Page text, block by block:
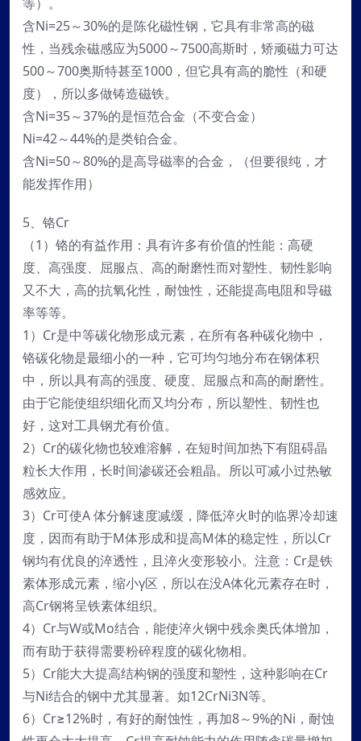
含Ni=25～30%的是陈化磁性钢，它具有非常高的磁
性，当残余磁感应为5000～7500高斯时，矫顽磁力可达
500～700奥斯特甚至1000，但它具有高的脆性（和硬
度），所以多做铸造磁铁。
含Ni=35～37%的是恒范合金（不变合金）
Ni=42～44%的是类铂合金。
含Ni=50～80%的是高导磁率的合金，（但要很纯，才
能发挥作用）
5、铬Cr
（1）铬的有益作用：具有许多有价值的性能：高硬
度、高强度、屈服点、高的耐磨性而对塑性、韧性影响
又不大，高的抗氧化性，耐蚀性，还能提高电阻和导磁
率等等。
1）Cr是中等碳化物形成元素，在所有各种碳化物中，
铬碳化物是最细小的一种，它可均匀地分布在钢体积
中，所以具有高的强度、硬度、屈服点和高的耐磨性。
由于它能使组织细化而又均分布，所以塑性、韧性也
好，这对工具钢尤有价值。
2）Cr的碳化物也较难溶解，在短时间加热下有阻碍晶
粒长大作用，长时间渗碳还会粗晶。所以可减小过热敏
感效应。
3）Cr可使A 体分解速度减缓，降低淬火时的临界冷却速
度，因而有助于M体形成和提高M体的稳定性，所以Cr
钢均有优良的淬透性，且淬火变形较小。注意：Cr是铁
素体形成元素，缩小γ区，所以在没A体化元素存在时，
高Cr钢将呈铁素体组织。
4）Cr与W或Mo结合，能使淬火钢中残余奥氏体增加，
而有助于获得需要粉碎程度的碳化物相。
5）Cr能大大提高结构钢的强度和塑性，这种影响在Cr
与Ni结合的钢中尤其显著。如12CrNi3N等。
6）Cr≥12%时，有好的耐蚀性，再加8～9%的Ni，耐蚀